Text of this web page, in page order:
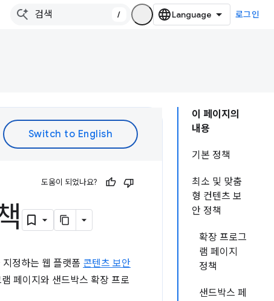
/ 로그인
이 페이지의
내용
기본 정책
최소 및 맞춤
형 컨텐츠 보
안 정책
확장 프로그
램 페이지
정책
샌드박스 페
도움이 되었나요?
정하는 웹 플랫폼 콘텐츠 보안
페이지와 샌드박스 확장 프로